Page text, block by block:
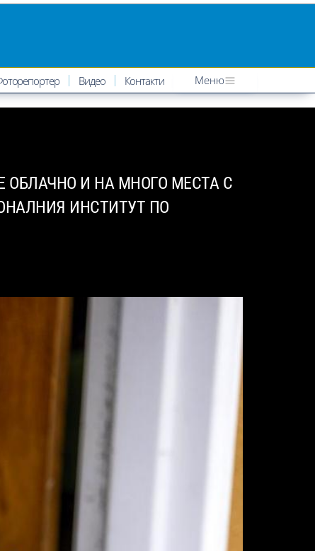
Видео Контакти Меню
И НА МНОГО МЕСТА С
ИНСТИТУТ ПО